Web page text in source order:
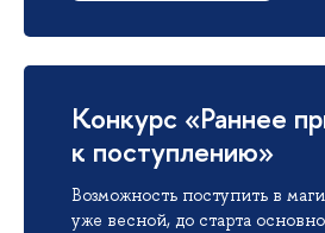
Конкурс «Раннее
к поступлению»
Возможность поступить в
уже весной, до старта